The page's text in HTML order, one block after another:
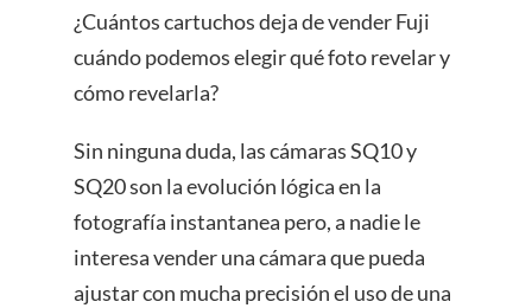
¿Cuántos cartuchos deja de vender Fuji
cuándo podemos elegir qué foto revelar y
cómo revelarla?
Sin ninguna duda, las cámaras SQ10 y
SQ20 son la evolución lógica en la
fotografía instantanea pero, a nadie le
interesa vender una cámara que pueda
ajustar con mucha precisión el uso de una